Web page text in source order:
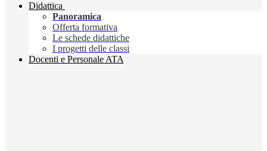
Didattica
Panoramica
Offerta formativa
Le schede didattiche
I progetti delle classi
Docenti e Personale ATA